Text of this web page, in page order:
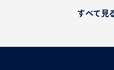
すべて見